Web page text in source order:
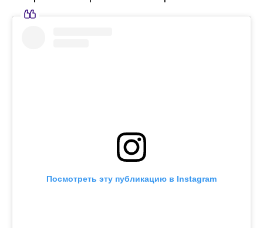
Посмотреть эту публикацию в Instagram